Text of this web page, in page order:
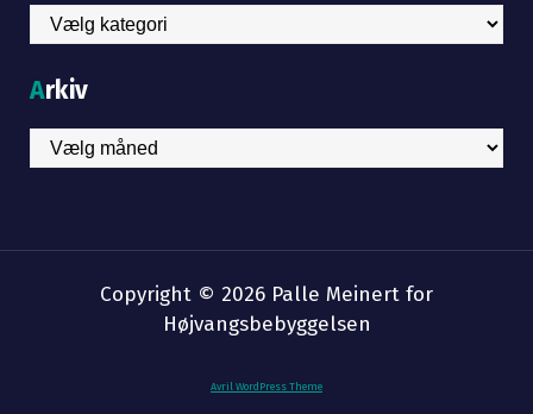
Kategorier
Arkiv
Arkiv
Copyright © 2026 Palle Meinert for
Højvangsbebyggelsen
Avril WordPress Theme